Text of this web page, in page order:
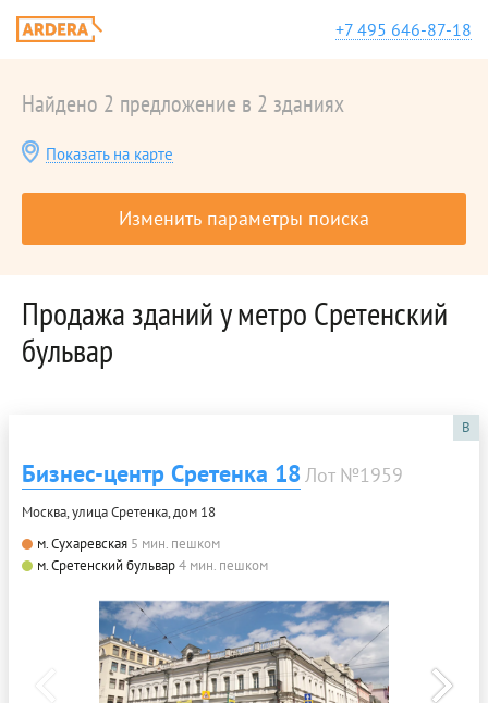
+7 495 646-87-18
Найдено 2 предложение в 2 зданиях
Показать на карте
Изменить параметры поиска
Продажа зданий у метро Сретенский
бульвар
B
Бизнес-центр Сретенка 18Лот №1959
Москва, улица Сретенка, дом 18
м. Сухаревская 5 мин. пешком
м. Сретенский бульвар4 мин. пешком